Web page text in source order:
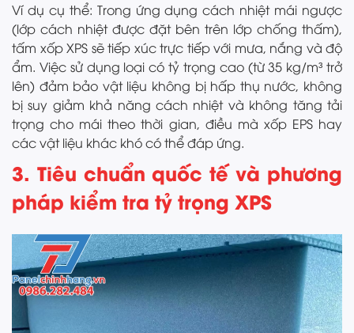
Ví dụ cụ thể: Trong ứng dụng cách nhiệt mái ngược
(lớp cách nhiệt được đặt bên trên lớp chống thấm),
tấm xốp XPS sẽ tiếp xúc trực tiếp với mưa, nắng và độ
ẩm. Việc sử dụng loại có tỷ trọng cao (từ 35 kg/m³ trở
lên) đảm bảo vật liệu không bị hấp thụ nước, không
bị suy giảm khả năng cách nhiệt và không tăng tải
trọng cho mái theo thời gian, điều mà xốp EPS hay
các vật liệu khác khó có thể đáp ứng.
3. Tiêu chuẩn quốc tế và phương
pháp kiểm tra tỷ trọng XPS